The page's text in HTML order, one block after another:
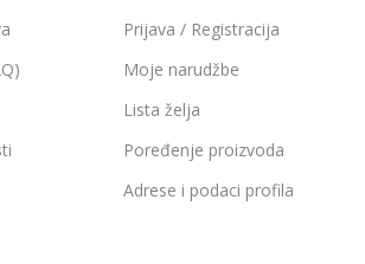
Prijava / Registracija
Moje narudžbe
Lista želja
Poređenje proizvoda
Adrese i podaci profila